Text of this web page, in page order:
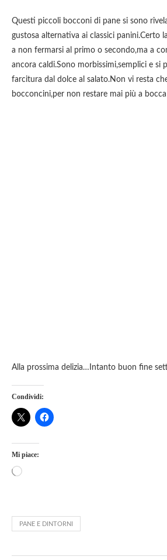
Questi piccoli bocconi di pane si sono
gustosa alternativa ai classici panini.Certo
a non fermarsi al primo o secondo,ma a
ancora caldi.Sono morbissimi,semplici e si
farcitura dal dolce al salato.Non vi resta
bocconcini,per non restare mai più a
Alla prossima delizia…Intanto buon fine
Condividi:
Mi piace:
PANE E DINTORNI